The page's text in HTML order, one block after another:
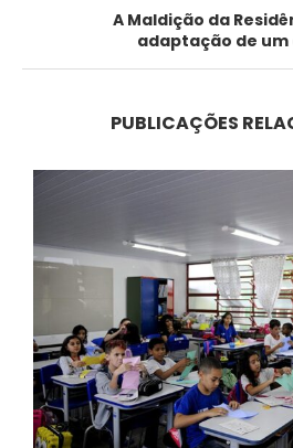
A Maldição da
adaptação de
PUBLICAÇÕES